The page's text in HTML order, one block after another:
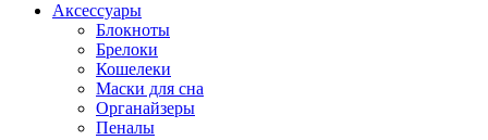
Аксессуары
Блокноты
Брелоки
Кошелеки
Маски для сна
Органайзеры
Пеналы